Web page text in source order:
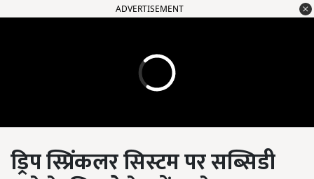
ADVERTISEMENT
ड्रिप स्प्रिंकलर सिस्टम पर सब्सिडी